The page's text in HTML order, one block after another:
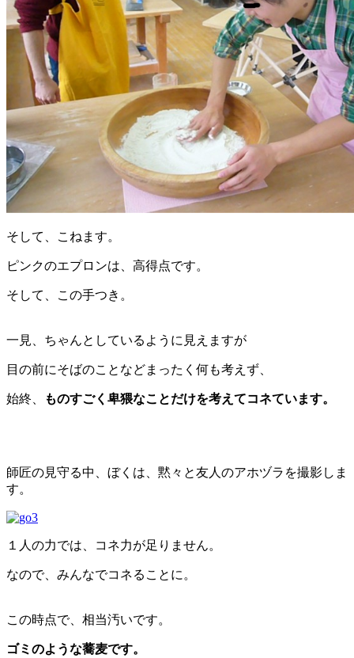
そして、こねます。
ピンクのエプロンは、高得点です。
そして、この手つき。
一見、ちゃんとしているように見えますが
目の前にそばのことなどまったく何も考えず、
始終、 ものすごく卑猥なことだけを考えてコネています。
師匠の見守る中、ぼくは、黙々と友人のアホヅラを撮影しま
す。
１人の力では、コネ力が足りません。
なので、みんなでコネることに。
この時点で、相当汚いです。
ゴミのような蕎麦です。